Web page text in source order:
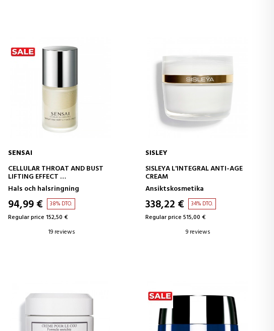
ADD TO CART
SENSAI
CELLULAR THROAT AND BUST
LIFTING EFFECT
CREMA REAFIRMANTE BUSTO Y
ESCOTE
Hals och halsringning
94,99 € 38% DTO.
Regular price 152,50 €
19 reviews
ADD TO CART
SISLEY
SISLEYA L'INTEGRAL ANTI-AGE
CREAM
Ansiktskosmetika
338,22 € 34% DTO.
Regular price 515,00 €
9 reviews